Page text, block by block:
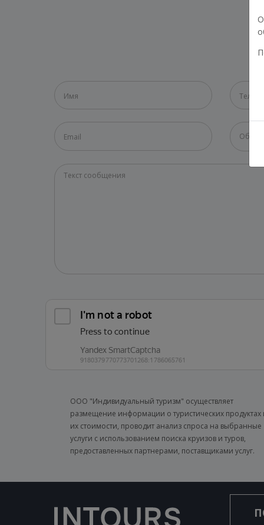
ООО "Индивидуальный туризм" осуществляет
размещение информации о туристических продуктах
их стоимости, проводит анализ спроса на выбранные
услуги с использованием поиска круизов и туров,
предоставленных партнерами, поставщиками услуг.